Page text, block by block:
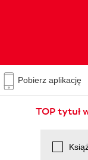
Pobierz aplikację
TOP tytuł